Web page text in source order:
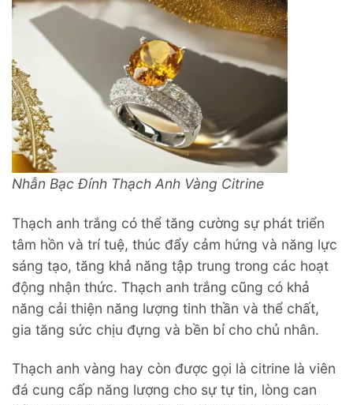
Nhẫn Bạc Đính Thạch Anh Vàng Citrine
Thạch anh trắng có thể tăng cường sự phát triển
tâm hồn và trí tuệ, thúc đẩy cảm hứng và năng lực
sáng tạo, tăng khả năng tập trung trong các hoạt
động nhận thức. Thạch anh trắng cũng có khả
năng cải thiện năng lượng tinh thần và thể chất,
gia tăng sức chịu đựng và bền bỉ cho chủ nhân.
Thạch anh vàng hay còn được gọi là citrine là viên
đá cung cấp năng lượng cho sự tự tin, lòng can